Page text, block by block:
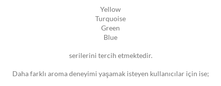
Yellow
Turquoise
Green
Blue
serilerini tercih etmektedir.
Daha farklı aroma deneyimi yaşamak isteyen kullanıcılar için ise;